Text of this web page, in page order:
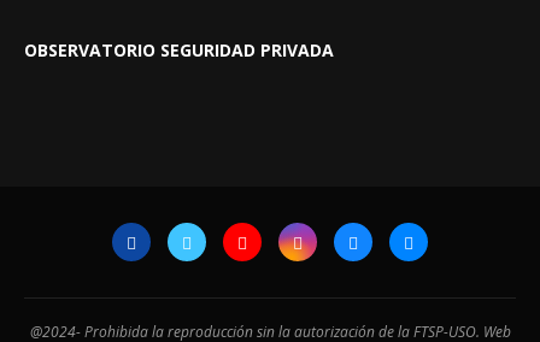
OBSERVATORIO SEGURIDAD PRIVADA
@2024- Prohibida la reproducción sin la autorización de la FTSP-USO. Web